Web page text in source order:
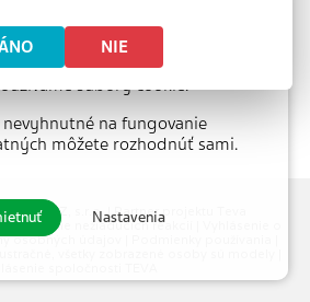
Farmakologická
poradna
CZ, s.r.o. |Partner projektu Teva
|Hlásenie nežiaducich reakcií
osobných údajov
cookie
súbory cookie.
na fungovanie
môžete rozhodnúť sami.
Nastavenia
NIE